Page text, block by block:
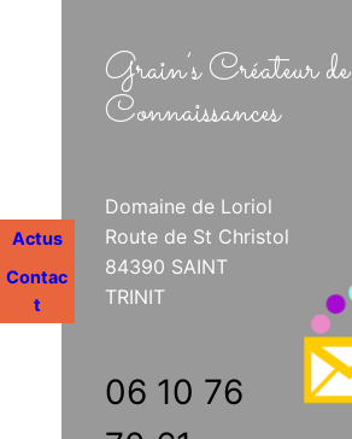
Actus
Contac
t
Grain’s Créateur de
Connaissances
Domaine de Loriol
Route de St Christol
84390 SAINT
TRINIT
06 10 76